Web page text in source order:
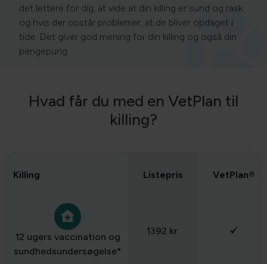
det lettere for dig, at vide at din killing er sund og rask
og hvis der opstår problemer, at de bliver opdaget i
tide. Det giver god mening for din killing og også din
pengepung.
Hvad får du med en VetPlan til
killing?
Killing Listepris VetPlan®
12 ugers vaccination og
sundhedsundersøgelse*
1392 kr.